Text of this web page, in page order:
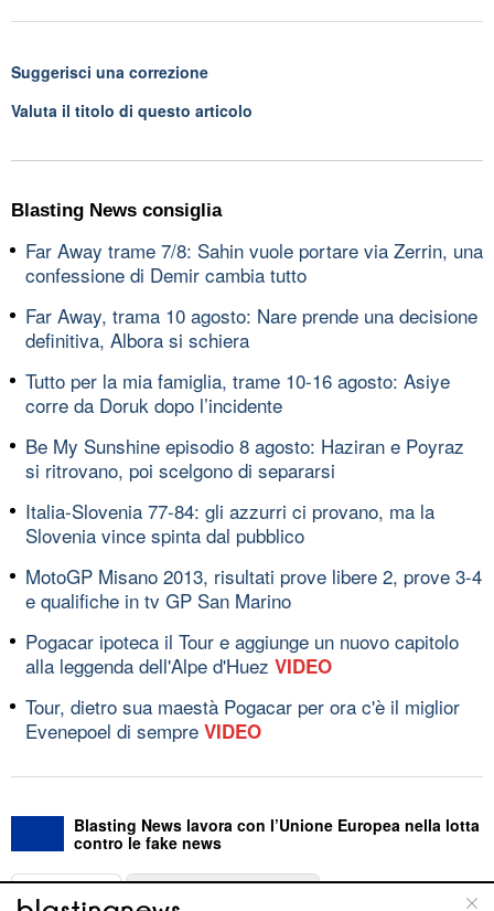
Suggerisci una correzione
Valuta il titolo di questo articolo
Blasting News consiglia
Far Away trame 7/8: Sahin vuole portare via Zerrin, una
confessione di Demir cambia tutto
Far Away, trama 10 agosto: Nare prende una decisione
definitiva, Albora si schiera
Tutto per la mia famiglia, trame 10-16 agosto: Asiye
corre da Doruk dopo l’incidente
Be My Sunshine episodio 8 agosto: Haziran e Poyraz
si ritrovano, poi scelgono di separarsi
Italia-Slovenia 77-84: gli azzurri ci provano, ma la
Slovenia vince spinta dal pubblico
MotoGP Misano 2013, risultati prove libere 2, prove 3-4
e qualifiche in tv GP San Marino
Pogacar ipoteca il Tour e aggiunge un nuovo capitolo
alla leggenda dell'Alpe d'Huez VIDEO
Tour, dietro sua maestà Pogacar per ora c'è il miglior
Evenepoel di sempre VIDEO
Blasting News lavora con l’Unione Europea nella lotta
contro le fake news
ABOUT